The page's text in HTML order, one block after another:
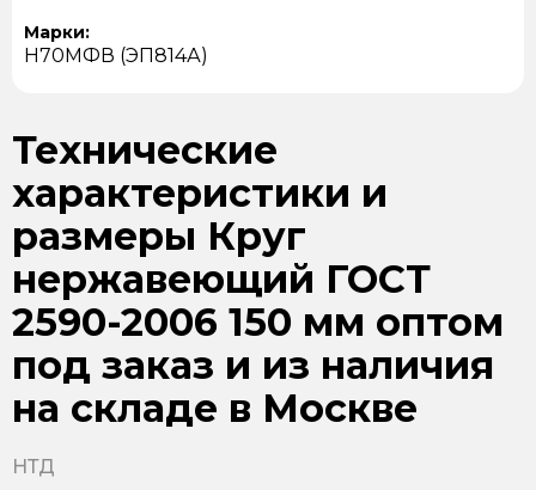
Марки:
Н70МФВ (ЭП814А)
Технические
характеристики и
размеры Круг
нержавеющий ГОСТ
2590-2006 150 мм оптом
под заказ и из наличия
на складе в Москве
НТД